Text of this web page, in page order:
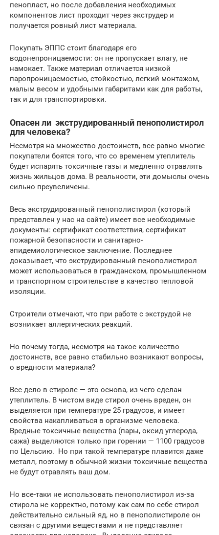
пенопласт, но после добавления необходимых
компонентов лист проходит через экструдер и
получается ровный лист материала.
Покупать ЭППС стоит благодаря его
водонепроницаемости: он не пропускает влагу, не
намокает. Также материал отличается низкой
паропроницаемостью, стойкостью, легкий монтажом,
малым весом и удобными габаритами как для работы,
так и для транспортировки.
Опасен ли экструдированный пенополистирол
для человека?
Несмотря на множество достоинств, все равно многие
покупатели боятся того, что со временем утеплитель
будет испарять токсичные газы и медленно отравлять
жизнь жильцов дома. В реальности, эти домыслы очень
сильно преувеличены.
Весь экструдированный пенополистирол (который
представлен у нас на сайте) имеет все необходимые
документы: сертификат соответствия, сертификат
пожарной безопасности и санитарно-
эпидемиологическое заключение. Последнее
доказывает, что экструдированный пенополистирол
может использоваться в гражданском, промышленном
и транспортном строительстве в качество тепловой
изоляции.
Строители отмечают, что при работе с экструдой не
возникает аллергических реакций.
Но почему тогда, несмотря на такое количество
достоинств, все равно стабильно возникают вопросы,
о вредности материала?
Все дело в стироле — это основа, из чего сделан
утеплитель. В чистом виде стирол очень вреден, он
выделяется при температуре 25 градусов, и имеет
свойства накапливаться в организме человека.
Вредные токсичные вещества (пары, оксид углерода,
сажа) выделяются только при горении — 1100 градусов
по Цельсию. Но при такой температуре плавится даже
металл, поэтому в обычной жизни токсичные вещества
не будут отравлять ваш дом.
Но все-таки не использовать пенополистирол из-за
стирола не корректно, потому как сам по себе стирол
действительно сильный яд, но в пенополистироле он
связан с другими веществами и не представляет